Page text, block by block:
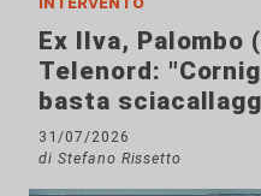
Ex Ilva, Palombo
Telenord:
basta
31/07/2026
di Stefano Rissetto